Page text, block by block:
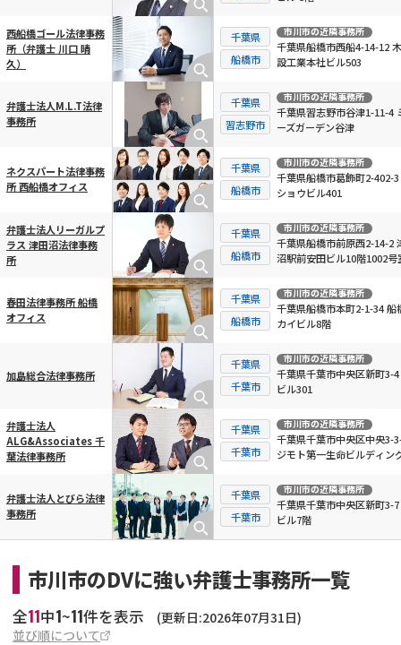
西船橋ゴール法律事務
所（弁護士 川口 晴
久）
千葉県
船橋市
市川市の近隣事務所
千葉県船橋市西船4-14-12
設工業本社ビル503
弁護士法人M.L.T法律
事務所
千葉県
習志野市
市川市の近隣事務所
千葉県習志野市谷津1-11-4
ーズガーデン谷津
ネクスパート法律事務
所 西船橋オフィス
千葉県
船橋市
市川市の近隣事務所
千葉県船橋市葛飾町2-402-
ショウビル401
弁護士法人リーガルプ
ラス 津田沼法律事務
所
千葉県
船橋市
市川市の近隣事務所
千葉県船橋市前原西2-14-2
沼駅前安田ビル10階1002号
春田法律事務所 船橋
オフィス
千葉県
船橋市
市川市の近隣事務所
千葉県船橋市本町2-1-34 船
カイビル8階
加島総合法律事務所
千葉県
千葉市
市川市の近隣事務所
千葉県千葉市中央区新町3-
ビル301
弁護士法人
ALG&Associates 千
葉法律事務所
千葉県
千葉市
市川市の近隣事務所
千葉県千葉市中央区中央3-
ジモト第一生命ビルディン
弁護士法人とびら法律
事務所
千葉県
千葉市
市川市の近隣事務所
千葉県千葉市中央区新町3-
ビル7階
市川市のDVに強い弁護士事務所一覧
全11中1~11件を表示
(更新日:2026年07月31日)
並び順について